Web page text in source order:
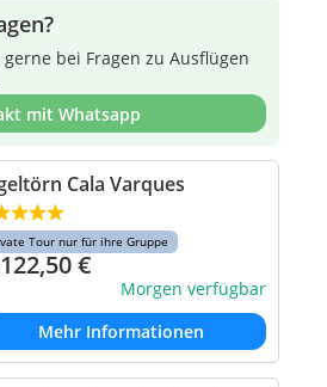
bei Fragen zu Ausflügen
mit Whatsapp
Cala Varques
Tour nur für ihre Gruppe
122,50€
Morgen verfügbar
Mehr Informationen